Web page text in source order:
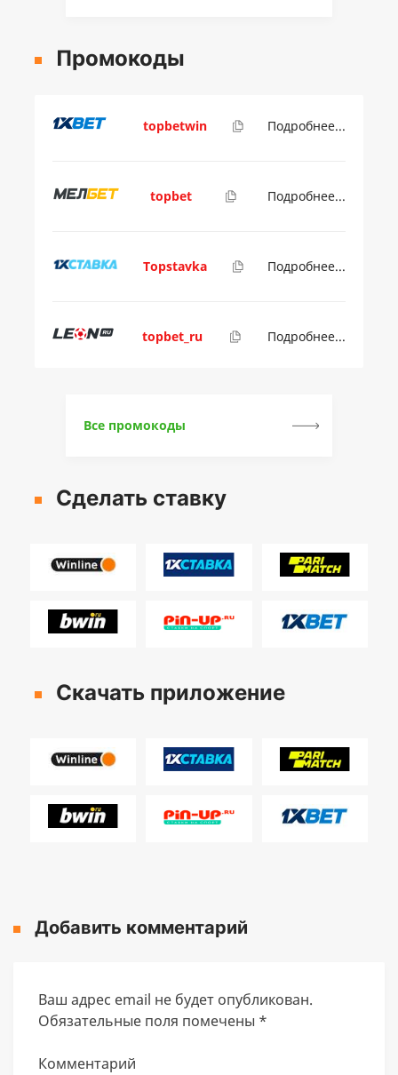
Промокоды
topbetwin Подробнее...
topbet Подробнее...
Topstavka Подробнее...
topbet_ru Подробнее...
Все промокоды
Сделать ставку
Скачать приложение
Добавить комментарий
Ваш адрес email не будет опубликован.
Обязательные поля помечены *
Комментарий